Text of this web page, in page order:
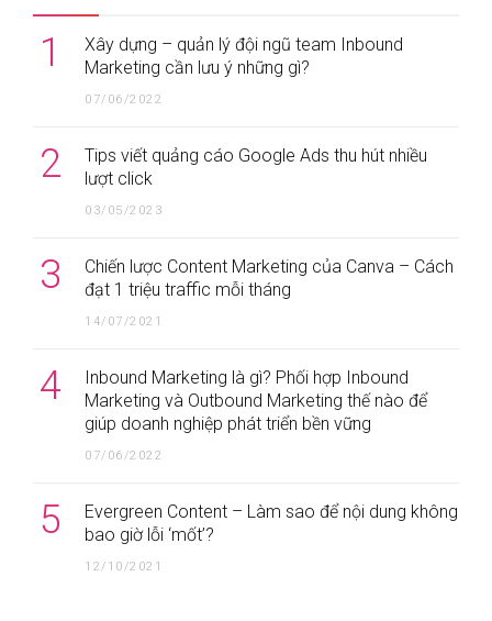
1
Xây dựng – quản lý đội ngũ team Inbound
Marketing cần lưu ý những gì?
07/06/2022
2
Tips viết quảng cáo Google Ads thu hút nhiều
lượt click
03/05/2023
3
Chiến lược Content Marketing của Canva – Cách
đạt 1 triệu traffic mỗi tháng
14/07/2021
4
Inbound Marketing là gì? Phối hợp Inbound
Marketing và Outbound Marketing thế nào để
giúp doanh nghiệp phát triển bền vững
07/06/2022
5
Evergreen Content – Làm sao để nội dung không
bao giờ lỗi ‘mốt’?
12/10/2021